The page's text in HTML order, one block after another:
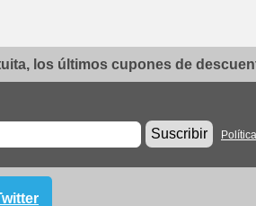
los últimos cupones de
Suscribir